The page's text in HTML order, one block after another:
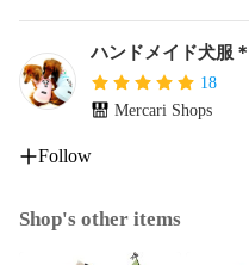
ハンドメイド犬服
18
Mercari Shops
Follow
Shop's other items